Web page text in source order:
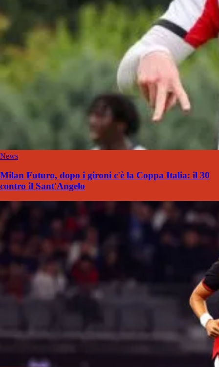
News
Milan Futuro, dopo i gironi c'è la Coppa Italia: il 30
contro il Sant'Angelo